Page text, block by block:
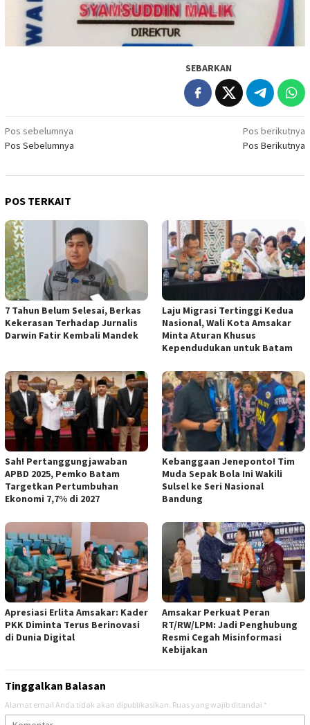
SEBARKAN
Navigasi
pos
Pos sebelumnya
Pos Sebelumnya
Pos berikutnya
Pos Berikutnya
POS TERKAIT
7 Tahun Belum Selesai, Berkas
Kekerasan Terhadap Jurnalis
Darwin Fatir Kembali Mandek
Laju Migrasi Tertinggi Kedua
Nasional, Wali Kota Amsakar
Minta Aturan Khusus
Kependudukan untuk Batam
Sah! Pertanggungjawaban
APBD 2025, Pemko Batam
Targetkan Pertumbuhan
Ekonomi 7,7% di 2027
Kebanggaan Jeneponto! Tim
Muda Sepak Bola Ini Wakili
Sulsel ke Seri Nasional
Bandung
Apresiasi Erlita Amsakar: Kader
PKK Diminta Terus Berinovasi
di Dunia Digital
Amsakar Perkuat Peran
RT/RW/LPM: Jadi Penghubung
Resmi Cegah Misinformasi
Kebijakan
Tinggalkan Balasan
Alamat email Anda tidak akan dipublikasikan. Ruas yang wajib ditandai *